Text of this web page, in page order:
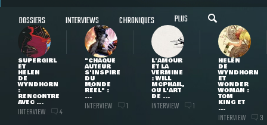
DOSSIERS INTERVIEWS CHRONIQUES PLUS
SUPERGIRL
ET
HELEN
DE
WYNDHORN
:
RENCONTRE
AVEC ...
INTERVIEW 4
"CHAQUE
AUTEUR
S'INSPIRE
DU
MONDE
RÉEL" :
...
INTERVIEW 1
L'AMOUR
ET LA
VERMINE
: WILL
MCPHAIL,
OU L'ART
DE ...
INTERVIEW 1
HELEN
DE
WYNDHORN
ET
WONDER
WOMAN :
TOM
KING ET
...
INTERVIEW 3